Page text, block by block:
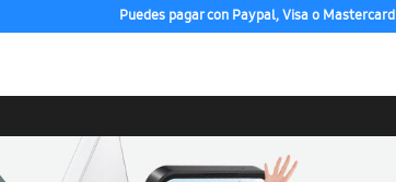
Puedes pagar con Paypal, Visa o Mastercard